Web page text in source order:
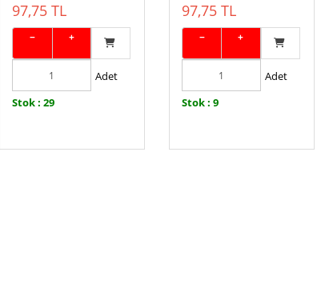
97,75 TL
− +
Adet
Stok : 29
97,75 TL
− +
Adet
Stok : 9